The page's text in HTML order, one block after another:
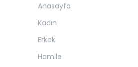
Anasayfa
Kadın
Erkek
Hamile